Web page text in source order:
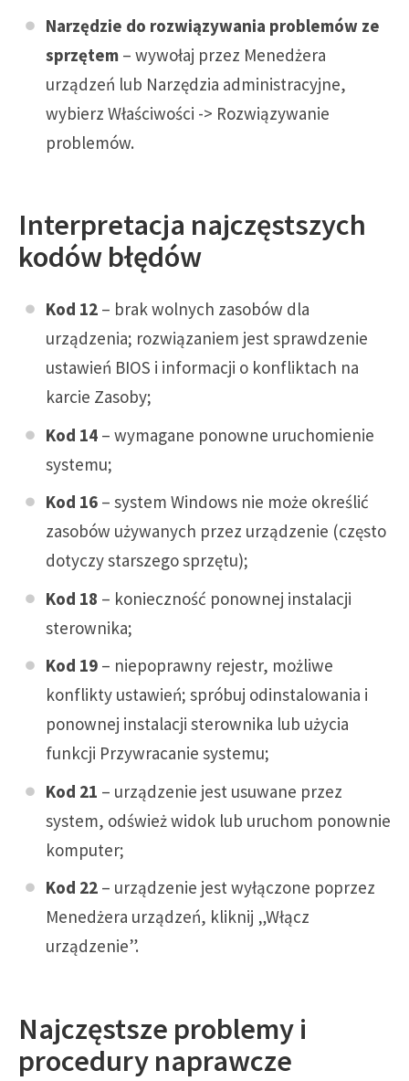
Narzędzie do rozwiązywania problemów ze
sprzętem – wywołaj przez Menedżera
urządzeń lub Narzędzia administracyjne,
wybierz Właściwości -> Rozwiązywanie
problemów.
Interpretacja najczęstszych
kodów błędów
Kod 12 – brak wolnych zasobów dla
urządzenia; rozwiązaniem jest sprawdzenie
ustawień BIOS i informacji o konfliktach na
karcie Zasoby;
Kod 14 – wymagane ponowne uruchomienie
systemu;
Kod 16 – system Windows nie może określić
zasobów używanych przez urządzenie (często
dotyczy starszego sprzętu);
Kod 18 – konieczność ponownej instalacji
sterownika;
Kod 19 – niepoprawny rejestr, możliwe
konflikty ustawień; spróbuj odinstalowania i
ponownej instalacji sterownika lub użycia
funkcji Przywracanie systemu;
Kod 21 – urządzenie jest usuwane przez
system, odśwież widok lub uruchom ponownie
komputer;
Kod 22 – urządzenie jest wyłączone poprzez
Menedżera urządzeń, kliknij „Włącz
urządzenie”.
Najczęstsze problemy i
procedury naprawcze